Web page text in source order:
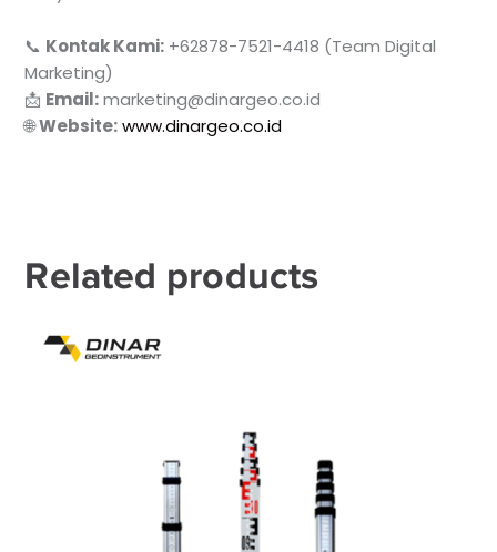
📞 Kontak Kami: +62878-7521-4418 (Team Digital
Marketing)
📩 Email:marketing@dinargeo.co.id
🌐Website: www.dinargeo.co.id
Related products